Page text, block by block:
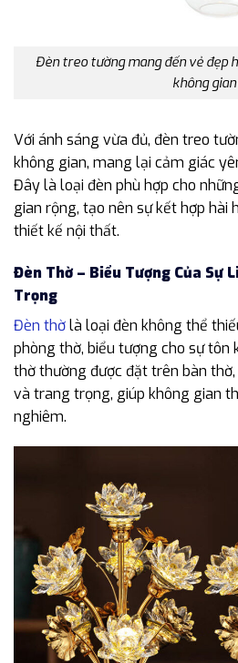
Đèn treo tường mang đến vẻ đẹp
không gian
Với ánh sáng vừa đủ, đèn treo
không gian, mang lại cảm giác
Đây là loại đèn phù hợp cho
gian rộng, tạo nên sự kết hợp hài
thiết kế nội thất.
Đèn Thờ – Biểu Tượng Của Sự
Trọng
Đèn thờlà loại đèn không thể
phòng thờ, biểu tượng cho sự tôn
thờ thường được đặt trên bàn
và trang trọng, giúp không gian
nghiêm.